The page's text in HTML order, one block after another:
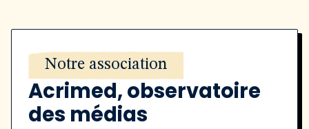
Notre association
Acrimed, observatoire
des médias